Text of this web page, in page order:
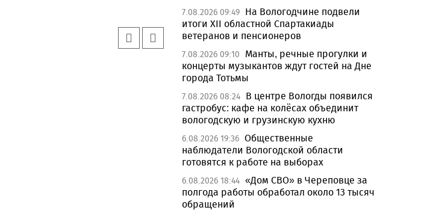
7.08.2026 09:49 На Вологодчине подвели
итоги XII областной Спартакиады
ветеранов и пенсионеров
7.08.2026 09:10
Манты, речные прогулки и
концерты музыкантов ждут гостей на Дне
города Тотьмы
7.08.2026 08:24 В центре Вологды появился
гастробус: кафе на колёсах объединит
вологодскую и грузинскую кухню
6.08.2026 19:36 Общественные
наблюдатели Вологодской области
готовятся к работе на выборах
6.08.2026 18:44 «Дом СВО» в Череповце за
полгода работы обработал около 13 тысяч
обращений